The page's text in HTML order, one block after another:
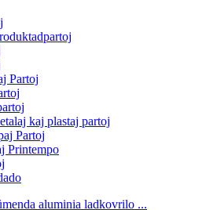
Partoj
kaj plastaj partoj
Partoj
Printempo